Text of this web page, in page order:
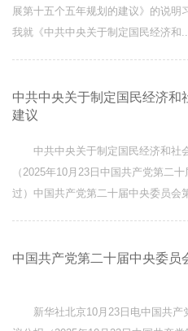
展第十五个五年规划的建议》的说明
我就《中共中央关于制定国民经济和...
中共中央关于制定国民经济和
建议
中共中央关于制定国民经济和社
（2025年10月23日中国共产党第二
过）中国共产党第二十届中央委员会
中国共产党第二十届中央委员
新华社北京10月23日电中国共